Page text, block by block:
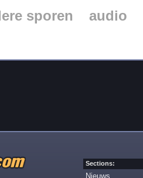
sporen
audio
Sections:
Nieuws